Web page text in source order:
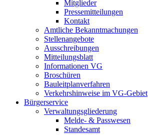
Mitglieder
Pressemitteilungen
Kontakt
Amtliche Bekanntmachungen
Stellenangebote
Ausschreibungen
Mitteilungsblatt
Informationen VG
Broschüren
Bauleitplanverfahren
Verkehrshinweise im VG-Gebiet
Bürgerservice
Verwaltungsgliederung
Melde- & Passwesen
Standesamt